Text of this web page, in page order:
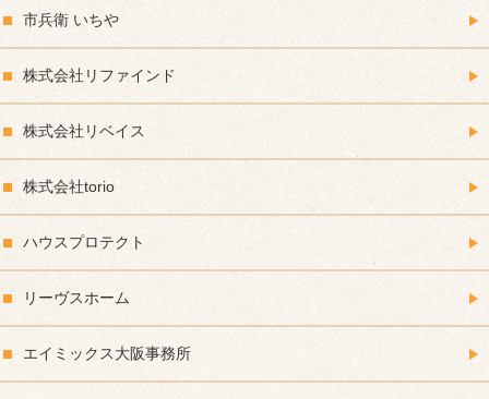
市兵衛 いちや
株式会社リファインド
株式会社リベイス
株式会社torio
ハウスプロテクト
リーヴスホーム
エイミックス大阪事務所